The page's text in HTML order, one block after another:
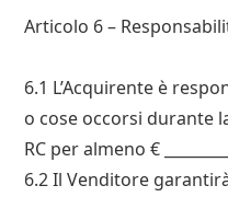
Articolo 6 –
6.1 L’Acquirente è
o cose occorsi durante
RC per almeno €
6.2 Il Venditore